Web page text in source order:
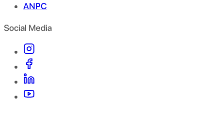
ANPC
Social Media